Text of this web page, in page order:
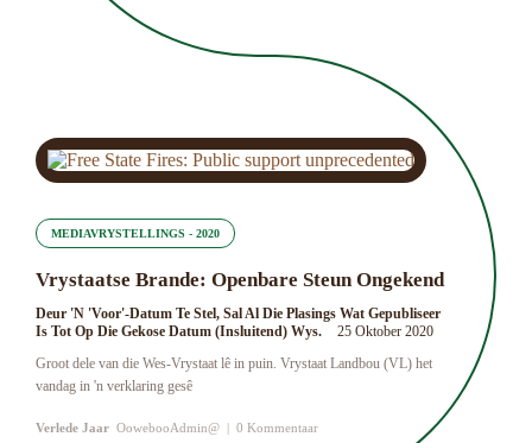
MEDIAVRYSTELLINGS - 2020
Vrystaatse Brande: Openbare Steun Ongekend
Deur 'n 'Voor'-Datum Te Stel, Sal Al Die Plasings Wat Gepubliseer
Is Tot Op Die Gekose Datum (insluitend) Wys.
25 Oktober 2020
Groot dele van die Wes-Vrystaat lê in puin. Vrystaat Landbou (VL) het
vandag in 'n verklaring gesê
Verlede Jaar OowebooAdmin@ | 0 Kommentaar